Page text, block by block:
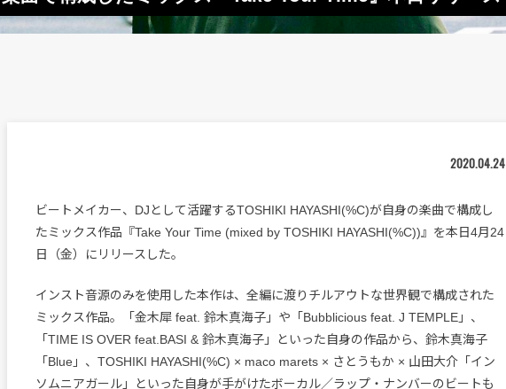
2020.04.24
ビートメイカー、DJとして活躍するTOSHIKI HAYASHI(%C)が自身の楽曲で構成し
たミックス作品『Take Your Time (mixed by TOSHIKI HAYASHI(%C))』を本日4月24
日（金）にリリースした。
インスト音源のみを使用した本作は、全編に渡りチルアウトな世界観で構成された
ミックス作品。「金木犀 feat. 鈴木真海子」や「Bubblicious feat. J TEMPLE」、
「TIME IS OVER feat.BASI & 鈴木真海子」といった自身の作品から、鈴木真海子
「Blue」、TOSHIKI HAYASHI(%C) × maco marets × さとうもか × 山田大介「イン
ソムニアガール」といった自身が手がけたボーカル／ラップ・ナンバーのビートも